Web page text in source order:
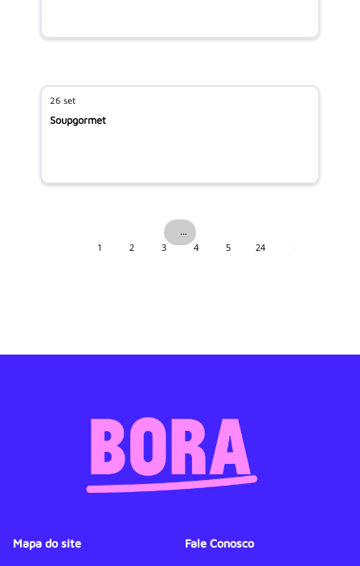
26 set
Soupgormet
1 2 3 4 5
…
24
Mapa do site Fale Conosco